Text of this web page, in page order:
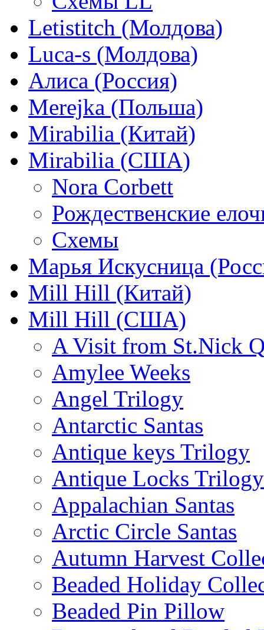
Letistitch (Молдова)
Luca-s (Молдова)
Алиса (Россия)
Merejka (Польша)
Mirabilia (Китай)
Mirabilia (США)
Nora Corbett
Рождественские
Схемы
Марья Искусница
Mill Hill (Китай)
Mill Hill (США)
A Visit from St.Nick
Amylee Weeks
Angel Trilogy
Antarctic Santas
Antique keys Trilogy
Antique Locks Trilogy
Appalachian Santas
Arctic Circle Santas
Autumn Harvest
Beaded Holiday
Beaded Pin Pillow